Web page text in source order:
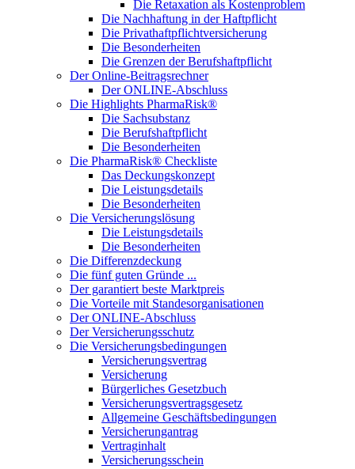
Die Retaxation als Kostenproblem
Die Nachhaftung in der Haftpflicht
Die Privathaftpflichtversicherung
Die Besonderheiten
Die Grenzen der Berufshaftpflicht
Der Online-Beitragsrechner
Der ONLINE-Abschluss
Die Highlights PharmaRisk®
Die Sachsubstanz
Die Berufshaftpflicht
Die Besonderheiten
Die PharmaRisk® Checkliste
Das Deckungskonzept
Die Leistungsdetails
Die Besonderheiten
Die Versicherungslösung
Die Leistungsdetails
Die Besonderheiten
Die Differenzdeckung
Die fünf guten Gründe ...
Der garantiert beste Marktpreis
Die Vorteile mit Standesorganisationen
Der ONLINE-Abschluss
Der Versicherungsschutz
Die Versicherungsbedingungen
Versicherungsvertrag
Versicherung
Bürgerliches Gesetzbuch
Versicherungsvertragsgesetz
Allgemeine Geschäftsbedingungen
Versicherungantrag
Vertraginhalt
Versicherungsschein